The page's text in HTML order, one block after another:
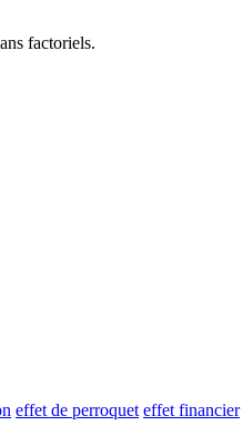
factoriels.
effet de perroquet effet financier